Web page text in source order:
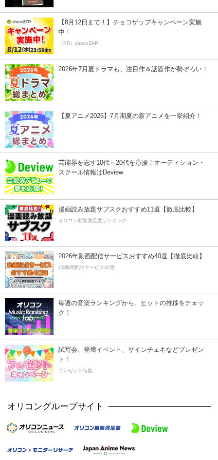
【8月12日まで！】チョコザップキャンペーン実施
中！
（PR）chocoZAP
2026年7月夏ドラマも、注目作＆話題作が勢ぞろい！
【夏アニメ2026】7月期夏の新アニメを一挙紹介！
芸能界を志す10代～20代を応援！オーディション・
スクール情報はDeview
漫画読み放題サブスクおすすめ11選【徹底比較】
オリコン顧客満足度ランキング
2026年動画配信サービスおすすめ40選【徹底比較】
CS動画配信サービス20選
毎週の音楽ランキングから、ヒットの推移をチェッ
ク！
試写会、登壇イベント、サインチェキなどプレゼン
ト！
プレゼント特集
オリコングループサイト